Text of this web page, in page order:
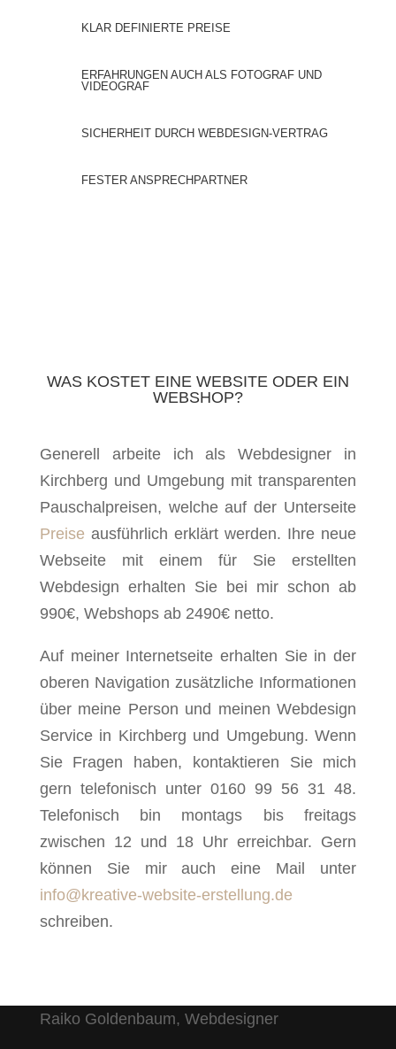
KLAR DEFINIERTE PREISE
ERFAHRUNGEN AUCH ALS FOTOGRAF UND
VIDEOGRAF
SICHERHEIT DURCH WEBDESIGN-VERTRAG
FESTER ANSPRECHPARTNER
WAS KOSTET EINE WEBSITE ODER EIN
WEBSHOP?
Generell arbeite ich als Webdesigner in
Kirchberg und Umgebung mit transparenten
Pauschalpreisen, welche auf der Unterseite
Preise ausführlich erklärt werden. Ihre neue
Webseite mit einem für Sie erstellten
Webdesign erhalten Sie bei mir schon ab
990€, Webshops ab 2490€ netto.
Auf meiner Internetseite erhalten Sie in der
oberen Navigation zusätzliche Informationen
über meine Person und meinen Webdesign
Service in Kirchberg und Umgebung. Wenn
Sie Fragen haben, kontaktieren Sie mich
gern telefonisch unter 0160 99 56 31 48.
Telefonisch bin montags bis freitags
zwischen 12 und 18 Uhr erreichbar. Gern
können Sie mir auch eine Mail unter
info@kreative-website-erstellung.de
schreiben.
Raiko Goldenbaum, Webdesigner